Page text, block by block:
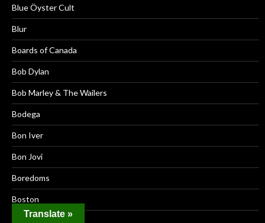
Blue Öyster Cult
Blur
Boards of Canada
Bob Dylan
Bob Marley & The Wailers
Bodega
Bon Iver
Bon Jovi
Boredoms
Boston
Boy George
Translate »